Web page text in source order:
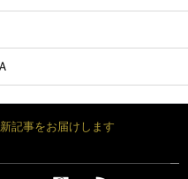
記事をお届けします